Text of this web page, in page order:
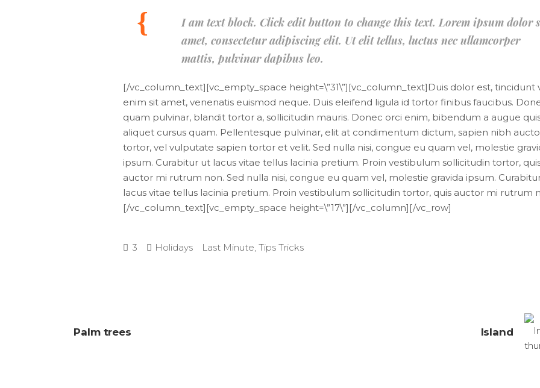
I am text block. Click edit button to change this text. Lorem ipsum dolor
amet, consectetur adipiscing elit. Ut elit tellus, luctus nec ullamcorper
mattis, pulvinar dapibus leo.
[/vc_column_text][vc_empty_space height=\”31\”][vc_column_text]Duis dolor est, tincidunt
enim sit amet, venenatis euismod neque. Duis eleifend ligula id tortor finibus faucibus.
quam pulvinar, blandit tortor a, sollicitudin mauris. Donec orci enim, bibendum a augue
aliquet cursus quam. Pellentesque pulvinar, elit at condimentum dictum, sapien nibh
tortor, vel vulputate sapien tortor et velit. Sed nulla nisi, congue eu quam vel, molestie
ipsum. Curabitur ut lacus vitae tellus lacinia pretium. Proin vestibulum sollicitudin tortor,
auctor mi rutrum non. Sed nulla nisi, congue eu quam vel, molestie gravida ipsum.
lacus vitae tellus lacinia pretium. Proin vestibulum sollicitudin tortor, quis auctor mi rutrum
[/vc_column_text][vc_empty_space height=\”17\”][/vc_column][/vc_row]
3 Holidays Last Minute, Tips Tricks
Palm trees Island